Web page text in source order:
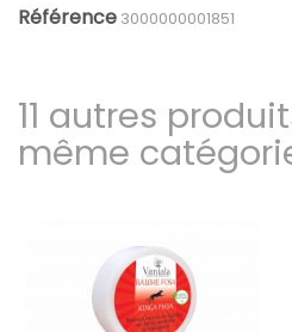
Référence 3000000001851
11 autres
même